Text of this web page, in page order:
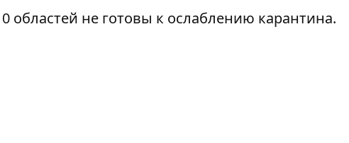
областей не готовы к ослаблению карантина.